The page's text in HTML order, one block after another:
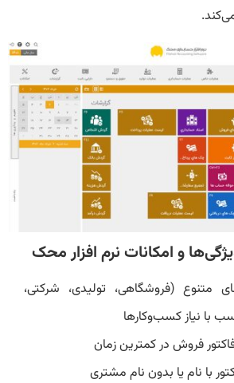
و امکانات نرم افزار محک
متنوع (فروشگاهی، تولیدی، شرکتی،
با نیاز کسب‌وکارها
فروش در کمترین زمان
با نام یا بدون نام مشتری